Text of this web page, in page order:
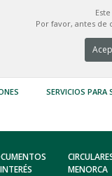
Por favor, antes de
SERVICIOS PARA
MENORCA